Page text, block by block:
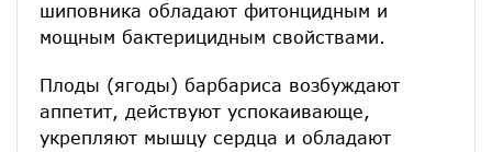
шиповника обладают фитонцидным и
мощным бактерицидным свойствами.
Плоды (ягоды) барбариса возбуждают
аппетит, действуют успокаивающе,
укрепляют мышцу сердца и обладают